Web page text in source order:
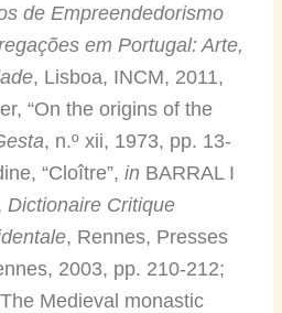
de Empreendedorismo
em Portugal: Arte,
, Lisboa, INCM, 2011,
“On the origins of the
, n.º xii, 1973, pp. 13-
“Cloître”, in BARRAL I
Dictionaire Critique
, Rennes, Presses
2003, pp. 210-212;
Medieval monastic